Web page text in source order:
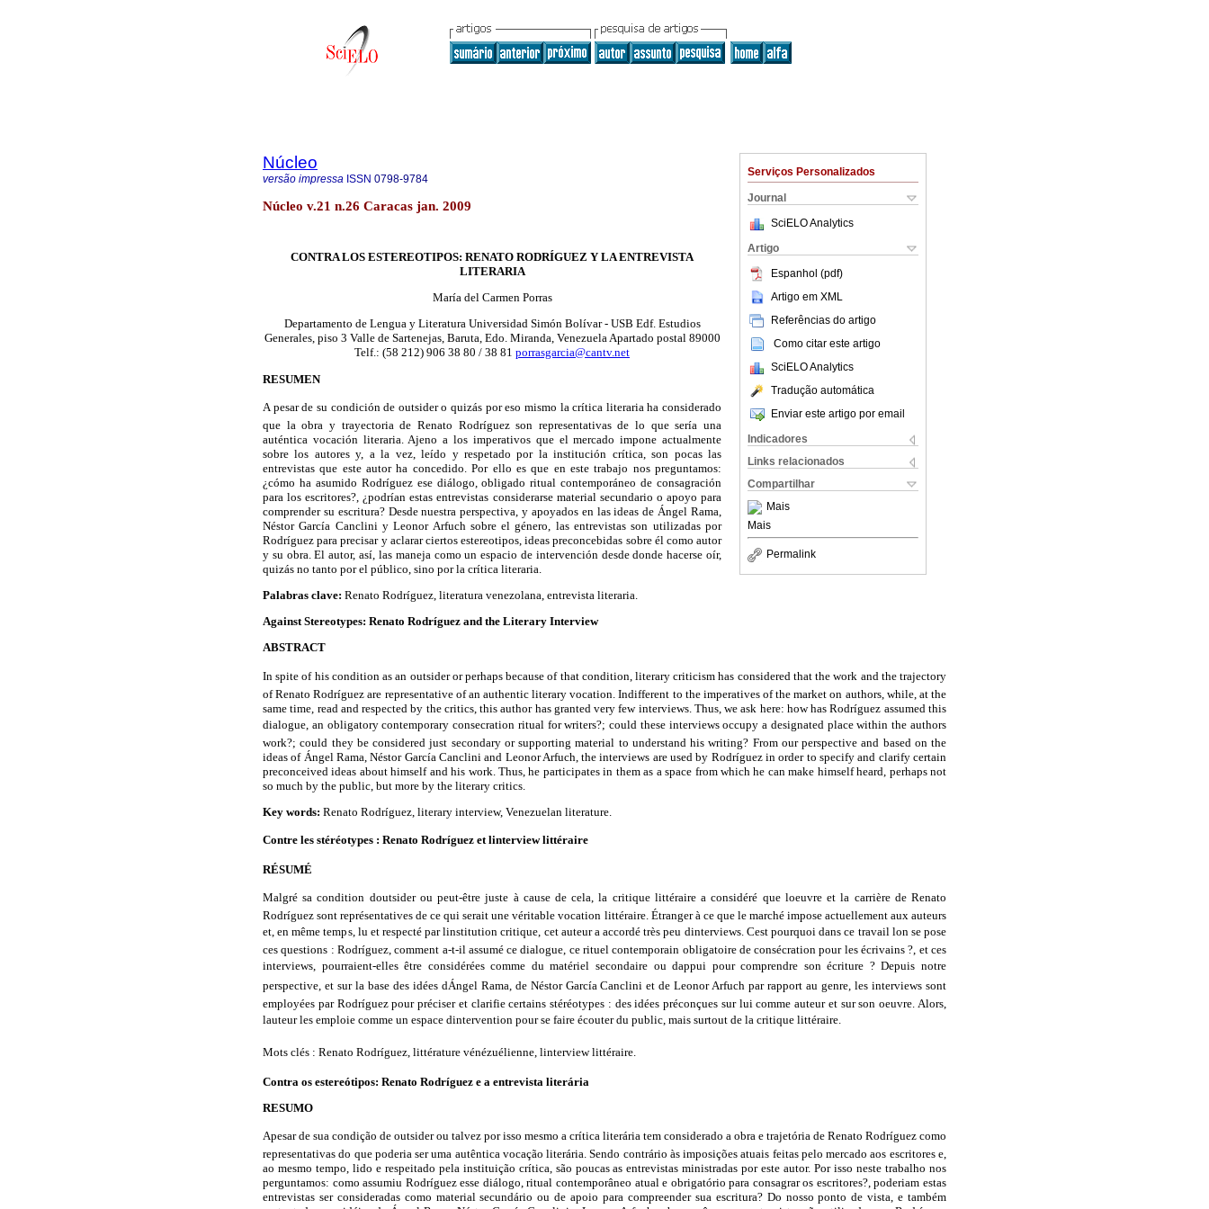
Serviços Personalizados
Journal
SciELO Analytics
Artigo
Espanhol (pdf)
Artigo em XML
Referências do artigo
Como citar este artigo
SciELO Analytics
Tradução automática
Enviar este artigo por email
Indicadores
Links relacionados
Compartilhar
Mais
Mais
Permalink
Núcleo
versão impressa ISSN 0798-9784
Núcleo v.21 n.26 Caracas jan. 2009
CONTRA LOS ESTEREOTIPOS: RENATO RODRÍGUEZ Y LA ENTREVISTA
LITERARIA
María del Carmen Porras
Departamento de Lengua y Literatura Universidad Simón Bolívar - USB Edf. Estudios
Generales, piso 3 Valle de Sartenejas, Baruta, Edo. Miranda, Venezuela Apartado postal 89000
Telf.: (58 212) 906 38 80 / 38 81 porrasgarcia@cantv.net
RESUMEN
A pesar de su condición de outsider o quizás por eso mismo la crítica literaria ha considerado
que la obra y trayectoria de Renato Rodríguez son representativas de lo que sería una
auténtica vocación literaria. Ajeno a los imperativos que el mercado impone actualmente
sobre los autores y, a la vez, leído y respetado por la institución crítica, son pocas las
entrevistas que este autor ha concedido. Por ello es que en este trabajo nos preguntamos:
¿cómo ha asumido Rodríguez ese diálogo, obligado ritual contemporáneo de consagración
para los escritores?, ¿podrían estas entrevistas considerarse material secundario o apoyo para
comprender su escritura? Desde nuestra perspectiva, y apoyados en las ideas de Ángel Rama,
Néstor García Canclini y Leonor Arfuch sobre el género, las entrevistas son utilizadas por
Rodríguez para precisar y aclarar ciertos estereotipos, ideas preconcebidas sobre él como autor
y su obra. El autor, así, las maneja como un espacio de intervención desde donde hacerse oír,
quizás no tanto por el público, sino por la crítica literaria.
Palabras clave: Renato Rodríguez, literatura venezolana, entrevista literaria.
Against Stereotypes: Renato Rodríguez and the Literary Interview
ABSTRACT
In spite of his condition as an outsider or perhaps because of that condition, literary criticism has considered that the work and the trajectory
of Renato Rodríguez are representative of an authentic literary vocation. Indifferent to the imperatives of the market on authors, while, at the
same time, read and respected by the critics, this author has granted very few interviews. Thus, we ask here: how has Rodríguez assumed this
dialogue, an obligatory contemporary consecration ritual for writers?; could these interviews occupy a designated place within the authors
work?; could they be considered just secondary or supporting material to understand his writing? From our perspective and based on the
ideas of Ángel Rama, Néstor García Canclini and Leonor Arfuch, the interviews are used by Rodríguez in order to specify and clarify certain
preconceived ideas about himself and his work. Thus, he participates in them as a space from which he can make himself heard, perhaps not
so much by the public, but more by the literary critics.
Key words: Renato Rodríguez, literary interview, Venezuelan literature.
Contre les stéréotypes : Renato Rodríguez et linterview littéraire
RÉSUMÉ
Malgré sa condition doutsider ou peut-être juste à cause de cela, la critique littéraire a considéré que loeuvre et la carrière de Renato
Rodríguez sont représentatives de ce qui serait une véritable vocation littéraire. Étranger à ce que le marché impose actuellement aux auteurs
et, en même temps, lu et respecté par linstitution critique, cet auteur a accordé très peu dinterviews. Cest pourquoi dans ce travail lon se pose
ces questions : Rodríguez, comment a-t-il assumé ce dialogue, ce rituel contemporain obligatoire de consécration pour les écrivains ?, et ces
interviews, pourraient-elles être considérées comme du matériel secondaire ou dappui pour comprendre son écriture ? Depuis notre
perspective, et sur la base des idées dÁngel Rama, de Néstor García Canclini et de Leonor Arfuch par rapport au genre, les interviews sont
employées par Rodríguez pour préciser et clarifie certains stéréotypes : des idées préconçues sur lui comme auteur et sur son oeuvre. Alors,
lauteur les emploie comme un espace dintervention pour se faire écouter du public, mais surtout de la critique littéraire.
Mots clés : Renato Rodríguez, littérature vénézuélienne, linterview littéraire.
Contra os estereótipos: Renato Rodríguez e a entrevista literária
RESUMO
Apesar de sua condição de outsider ou talvez por isso mesmo a crítica literária tem considerado a obra e trajetória de Renato Rodríguez como
representativas do que poderia ser uma autêntica vocação literária. Sendo contrário às imposições atuais feitas pelo mercado aos escritores e,
ao mesmo tempo, lido e respeitado pela instituição crítica, são poucas as entrevistas ministradas por este autor. Por isso neste trabalho nos
perguntamos: como assumiu Rodríguez esse diálogo, ritual contemporâneo atual e obrigatório para consagrar os escritores?, poderiam estas
entrevistas ser consideradas como material secundário ou de apoio para compreender sua escritura? Do nosso ponto de vista, e também